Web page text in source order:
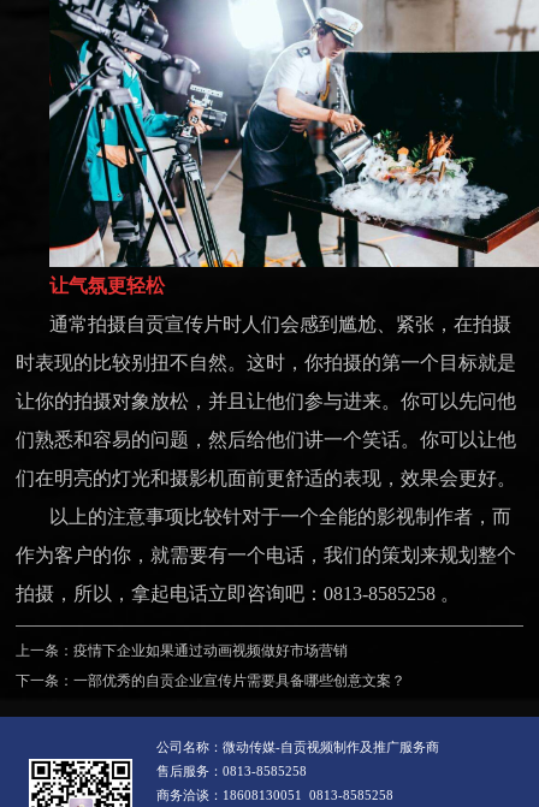
让气氛更轻松
通常拍摄自贡宣传片时人们会感到尴尬、紧张，在拍摄
时表现的比较别扭不自然。这时，你拍摄的第一个目标就是
让你的拍摄对象放松，并且让他们参与进来。你可以先问他
们熟悉和容易的问题，然后给他们讲一个笑话。你可以让他
们在明亮的灯光和摄影机面前更舒适的表现，效果会更好。
以上的注意事项比较针对于一个全能的影视制作者，而
作为客户的你，就需要有一个电话，我们的策划来规划整个
拍摄，所以，拿起电话立即咨询吧：0813-8585258 。
上一条：疫情下企业如果通过动画视频做好市场营销
下一条：一部优秀的自贡企业宣传片需要具备哪些创意文案？
公司名称：微动传媒-自贡视频制作及推广服务商
售后服务：0813-8585258
商务洽谈：18608130051 0813-8585258